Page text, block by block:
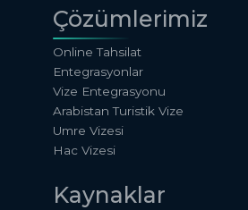
Çözümlerimiz
Online Tahsilat
Entegrasyonlar
Vize Entegrasyonu
Arabistan Turistik Vize
Umre Vizesi
Hac Vizesi
Kaynaklar